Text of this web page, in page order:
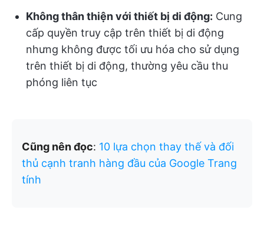
Không thân thiện với thiết bị di động: Cung
cấp quyền truy cập trên thiết bị di động
nhưng không được tối ưu hóa cho sử dụng
trên thiết bị di động, thường yêu cầu thu
phóng liên tục
Cũng nên đọc: 10 lựa chọn thay thế và đối
thủ cạnh tranh hàng đầu của Google Trang
tính